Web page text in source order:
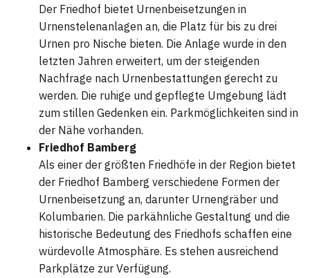
Der Friedhof bietet Urnenbeisetzungen in
Urnenstelenanlagen an, die Platz für bis zu drei
Urnen pro Nische bieten. Die Anlage wurde in den
letzten Jahren erweitert, um der steigenden
Nachfrage nach Urnenbestattungen gerecht zu
werden. Die ruhige und gepflegte Umgebung lädt
zum stillen Gedenken ein. Parkmöglichkeiten sind in
der Nähe vorhanden.
Friedhof Bamberg
Als einer der größten Friedhöfe in der Region bietet
der Friedhof Bamberg verschiedene Formen der
Urnenbeisetzung an, darunter Urnengräber und
Kolumbarien. Die parkähnliche Gestaltung und die
historische Bedeutung des Friedhofs schaffen eine
würdevolle Atmosphäre. Es stehen ausreichend
Parkplätze zur Verfügung.